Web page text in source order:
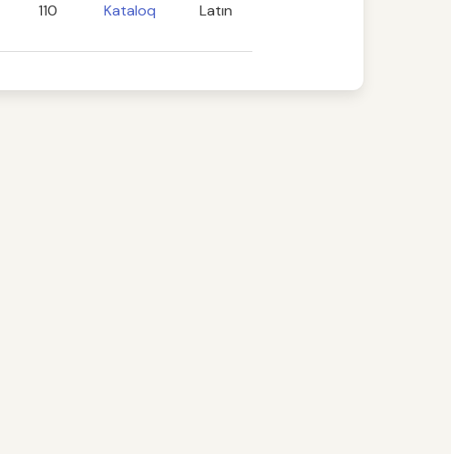
110 Kataloq Latın